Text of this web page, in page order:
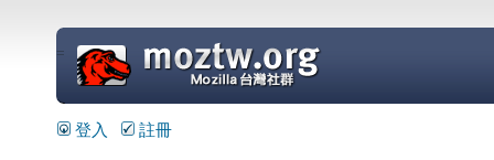
=
登入 註冊